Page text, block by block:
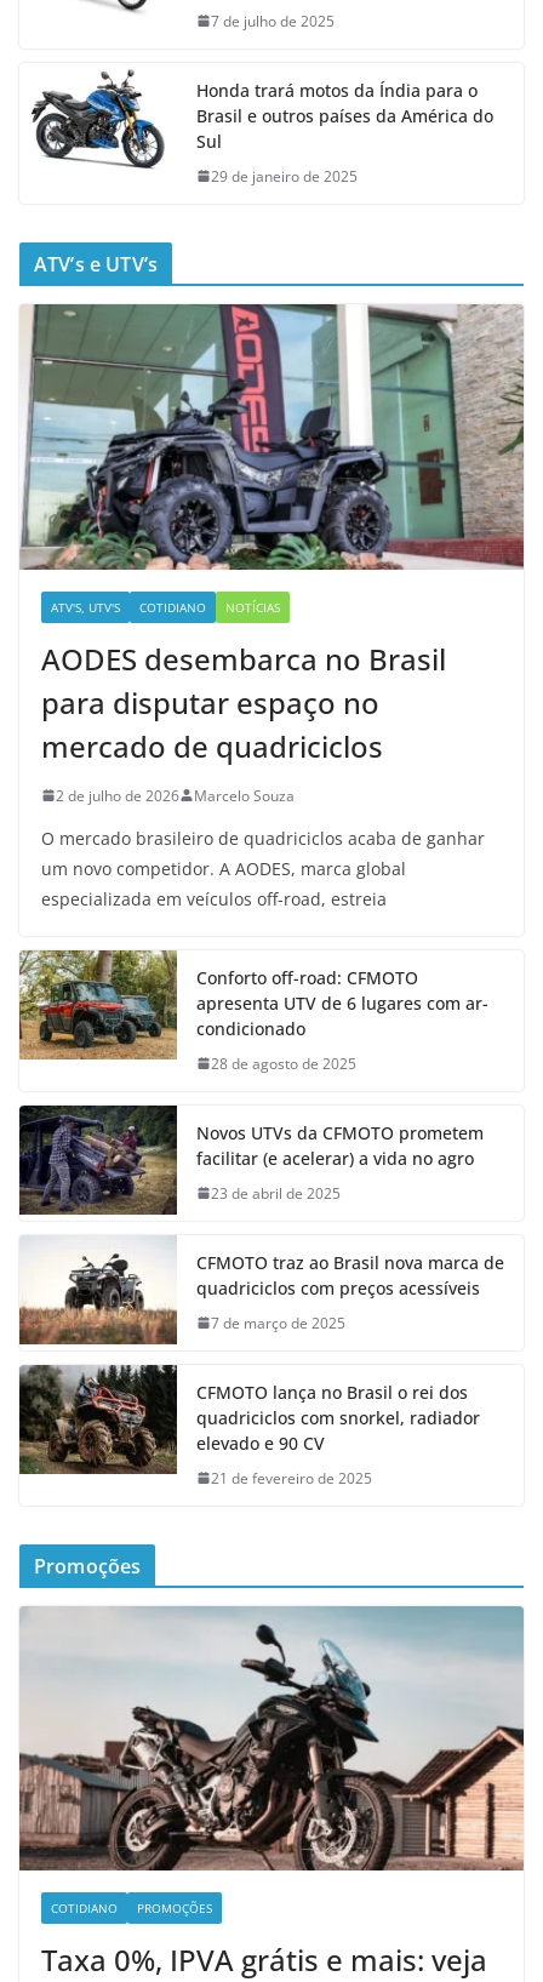
7 de julho de 2025
Honda trará motos da Índia para o
Brasil e outros países da América do
Sul
29 de janeiro de 2025
ATV’s e UTV’s
ATV'S, UTV'S COTIDIANO NOTÍCIAS
AODES desembarca no Brasil
para disputar espaço no
mercado de quadriciclos
2 de julho de 2026 Marcelo Souza
O mercado brasileiro de quadriciclos acaba de ganhar
um novo competidor. A AODES, marca global
especializada em veículos off-road, estreia
Conforto off-road: CFMOTO
apresenta UTV de 6 lugares com ar-
condicionado
28 de agosto de 2025
Novos UTVs da CFMOTO prometem
facilitar (e acelerar) a vida no agro
23 de abril de 2025
CFMOTO traz ao Brasil nova marca de
quadriciclos com preços acessíveis
7 de março de 2025
CFMOTO lança no Brasil o rei dos
quadriciclos com snorkel, radiador
elevado e 90 CV
21 de fevereiro de 2025
Promoções
COTIDIANO PROMOÇÕES
Taxa 0%, IPVA grátis e mais: veja